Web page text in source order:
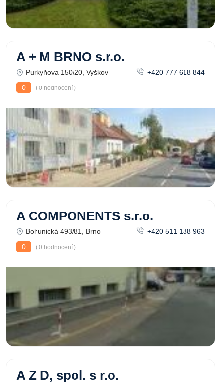
A + M BRNO s.r.o.
Purkyňova 150/20, Vyškov
+420 777 618 844
0
( 0 hodnocení )
A COMPONENTS s.r.o.
Bohunická 493/81, Brno
+420 511 188 963
0
( 0 hodnocení )
A Z D, spol. s r.o.